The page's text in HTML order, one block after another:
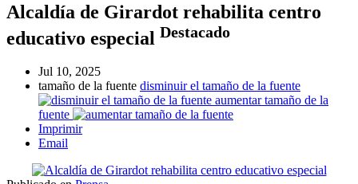
Alcaldía de Girardot rehabilita centro
educativo especial Destacado
Jul 10, 2025
tamaño de la fuente disminuir el tamaño de la fuente
aumentar tamaño de la
fuente
Imprimir
Email